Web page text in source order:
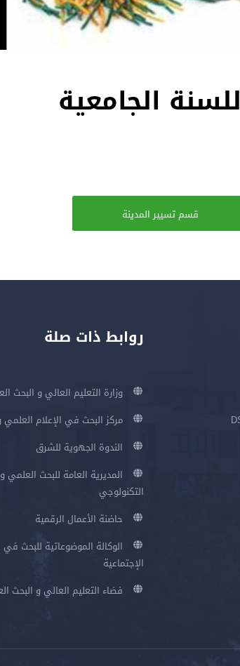
الجامعية
قسم تسيير المدينة
روابط ذات صلة
وزارة التعليم العالي و البحث
مركز البحث في الإعلام العلمي
الندوة الجهوية للشرق
المديرية العامة للبحث العلمي
التكنولوجي
حاضنة الأعمال الرقمية
الوكالة الموضوعاتية للبحث في
الإجتماعية
فضاء التعليم العالي و البحث